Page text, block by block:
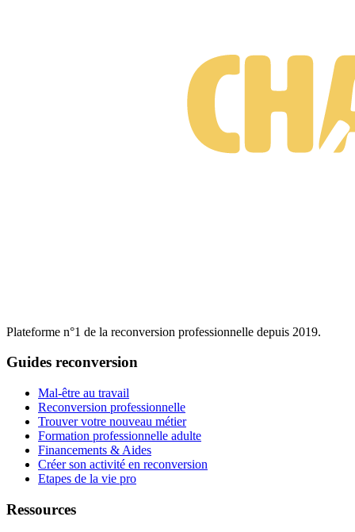
Plateforme n°1 de la reconversion professionnelle depuis 2019.
Guides reconversion
Mal-être au travail
Reconversion professionnelle
Trouver votre nouveau métier
Formation professionnelle adulte
Financements & Aides
Créer son activité en reconversion
Etapes de la vie pro
Ressources